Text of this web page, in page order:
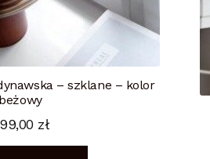
– szklane – kolor
beżowy
zł